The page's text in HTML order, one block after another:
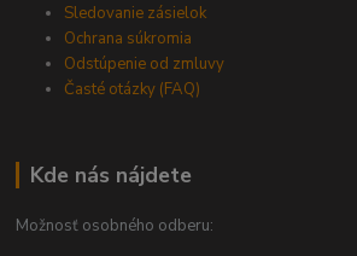
Sledovanie zásielok
Ochrana súkromia
Odstúpenie od zmluvy
Časté otázky (FAQ)
Kde nás nájdete
Možnosť osobného odberu: